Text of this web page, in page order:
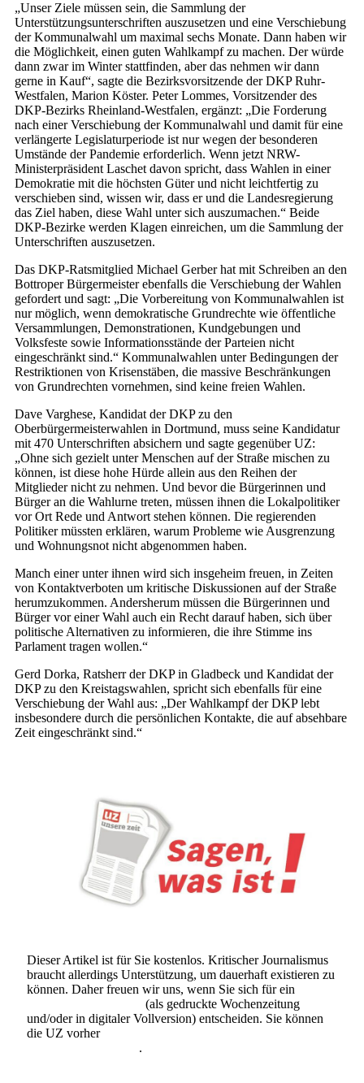
„Unser Ziele müssen sein, die Sammlung der
Unterstützungsunterschriften auszusetzen und eine Verschiebung
der Kommunalwahl um maximal sechs Monate. Dann haben wir
die Möglichkeit, einen guten Wahlkampf zu machen. Der würde
dann zwar im Winter stattfinden, aber das nehmen wir dann
gerne in Kauf“, sagte die Bezirksvorsitzende der DKP Ruhr-
Westfalen, Marion Köster. Peter Lommes, Vorsitzender des
DKP-Bezirks Rheinland-Westfalen, ergänzt: „Die Forderung
nach einer Verschiebung der Kommunalwahl und damit für eine
verlängerte Legislaturperiode ist nur wegen der besonderen
Umstände der Pandemie erforderlich. Wenn jetzt NRW-
Ministerpräsident Laschet davon spricht, dass Wahlen in einer
Demokratie mit die höchsten Güter und nicht leichtfertig zu
verschieben sind, wissen wir, dass er und die Landesregierung
das Ziel haben, diese Wahl unter sich auszumachen.“ Beide
DKP-Bezirke werden Klagen einreichen, um die Sammlung der
Unterschriften auszusetzen.
Das DKP-Ratsmitglied Michael Gerber hat mit Schreiben an den
Bottroper Bürgermeister ebenfalls die Verschiebung der Wahlen
gefordert und sagt: „Die Vorbereitung von Kommunalwahlen ist
nur möglich, wenn demokratische Grundrechte wie öffentliche
Versammlungen, Demonstrationen, Kundgebungen und
Volksfeste sowie Informationsstände der Parteien nicht
eingeschränkt sind.“ Kommunalwahlen unter Bedingungen der
Restriktionen von Krisenstäben, die massive Beschränkungen
von Grundrechten vornehmen, sind keine freien Wahlen.
Dave Varghese, Kandidat der DKP zu den
Oberbürgermeisterwahlen in Dortmund, muss seine Kandidatur
mit 470 Unterschriften absichern und sagte gegenüber UZ:
„Ohne sich gezielt unter Menschen auf der Straße mischen zu
können, ist diese hohe Hürde allein aus den Reihen der
Mitglieder nicht zu nehmen. Und bevor die Bürgerinnen und
Bürger an die Wahlurne treten, müssen ihnen die Lokalpolitiker
vor Ort Rede und Antwort stehen können. Die regierenden
Politiker müssten erklären, warum Probleme wie Ausgrenzung
und Wohnungsnot nicht abgenommen haben.
Manch einer unter ihnen wird sich insgeheim freuen, in Zeiten
von Kontaktverboten um kritische Diskussionen auf der Straße
herumzukommen. Andersherum müssen die Bürgerinnen und
Bürger vor einer Wahl auch ein Recht darauf haben, sich über
politische Alternativen zu informieren, die ihre Stimme ins
Parlament tragen wollen.“
Gerd Dorka, Ratsherr der DKP in Gladbeck und Kandidat der
DKP zu den Kreistagswahlen, spricht sich ebenfalls für eine
Verschiebung der Wahl aus: „Der Wahlkampf der DKP lebt
insbesondere durch die persönlichen Kontakte, die auf absehbare
Zeit eingeschränkt sind.“
Dieser Artikel ist für Sie kostenlos. Kritischer Journalismus
braucht allerdings Unterstützung, um dauerhaft existieren zu
können. Daher freuen wir uns, wenn Sie sich für ein
(als gedruckte Wochenzeitung
und/oder in digitaler Vollversion) entscheiden. Sie können
die UZ vorher
.